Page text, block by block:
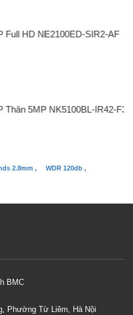
HD NE2100ED-SIR2-AF
5MP NK5100BL-IR42-F3.6
2.8mm ,
WDR 120db ,
BMC
Phường Từ Liêm, Hà Nội